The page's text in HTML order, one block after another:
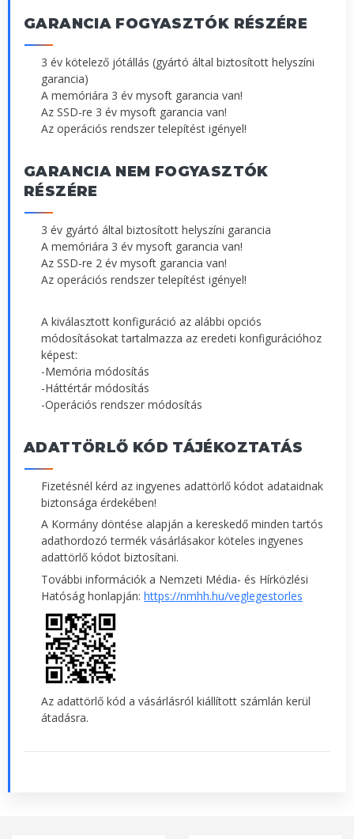
GARANCIA FOGYASZTÓK RÉSZÉRE
3 év kötelező jótállás (gyártó által biztosított helyszíni
garancia)
A memóriára 3 év mysoft garancia van!
Az SSD-re 3 év mysoft garancia van!
Az operációs rendszer telepítést igényel!
GARANCIA NEM FOGYASZTÓK
RÉSZÉRE
3 év gyártó által biztosított helyszíni garancia
A memóriára 3 év mysoft garancia van!
Az SSD-re 2 év mysoft garancia van!
Az operációs rendszer telepítést igényel!
A kiválasztott konfiguráció az alábbi opciós
módosításokat tartalmazza az eredeti konfigurációhoz
képest:
-Memória módosítás
-Háttértár módosítás
-Operációs rendszer módosítás
ADATTÖRLŐ KÓD TÁJÉKOZTATÁS
Fizetésnél kérd az ingyenes adattörlő kódot adataidnak
biztonsága érdekében!
A Kormány döntése alapján a kereskedő minden tartós
adathordozó termék vásárlásakor köteles ingyenes
adattörlő kódot biztosítani.
További információk a Nemzeti Média- és Hírközlési
Hatóság honlapján: https://nmhh.hu/veglegestorles
Az adattörlő kód a vásárlásról kiállított számlán kerül
átadásra.